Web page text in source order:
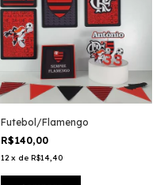
Futebol/Flamengo
R$140,00
12 x de R$14,40